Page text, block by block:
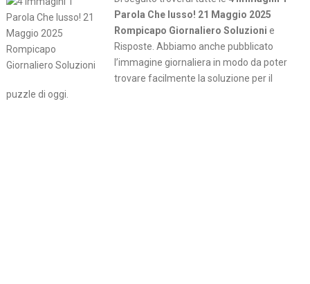
Parola Che lusso! 21 Maggio 2025
Rompicapo Giornaliero Soluzioni e
Risposte. Abbiamo anche pubblicato
l’immagine giornaliera in modo da poter
trovare facilmente la soluzione per il
puzzle di oggi.